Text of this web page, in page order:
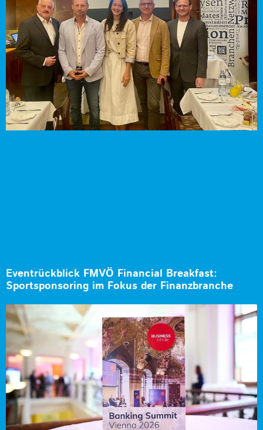
Eventrückblick FMVÖ Financial Breakfast:
Sportsponsoring im Fokus der Finanzbranche